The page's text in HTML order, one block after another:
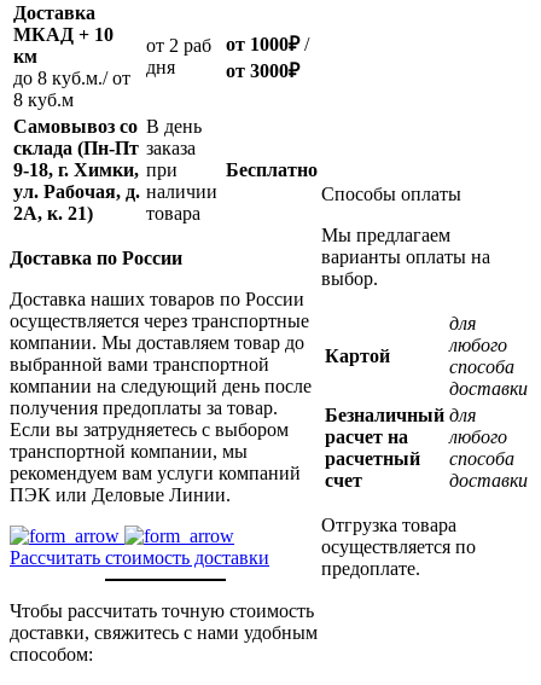
Доставка
МКАД + 10
км
до 8 куб.м./ от
8 куб.м
oт 2 раб
дня
от 1000₽/
от 3000₽
Самовывоз со
склада (Пн-Пт
9-18, г. Химки,
ул. Рабочая, д.
2А, к. 21)
В день
заказа
при
наличии
товара
Бесплатно
Доставка по России
Доставка наших товаров по России
осуществляется через транспортные
компании. Мы доставляем товар до
выбранной вами транспортной
компании на следующий день после
получения предоплаты за товар.
Если вы затрудняетесь с выбором
транспортной компании, мы
рекомендуем вам услуги компаний
ПЭК или Деловые Линии.
Рассчитать стоимость доставки
Чтобы рассчитать точную стоимость
доставки, свяжитесь с нами удобным
способом:
Способы оплаты
Мы предлагаем
варианты оплаты на
выбор.
Картой
для
любого
способа
доставки
Безналичный
расчет на
расчетный
счет
для
любого
способа
доставки
Отгрузка товара
осуществляется по
предоплате.